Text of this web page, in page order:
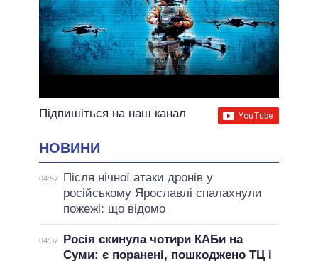
Підпишіться на наш канал
НОВИНИ
04:57
Після нічної атаки дронів у
російському Ярославлі спалахнули
пожежі: що відомо
04:37
Росія скинула чотири КАБи на
Суми: є поранені, пошкоджено ТЦ і